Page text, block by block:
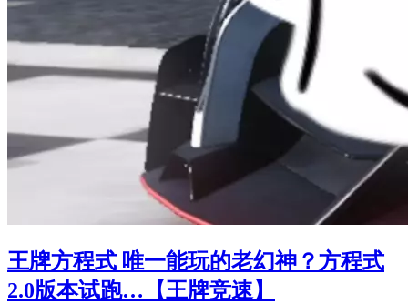
王牌方程式 唯一能玩的老幻神？方程式
2.0版本试跑…【王牌竞速】